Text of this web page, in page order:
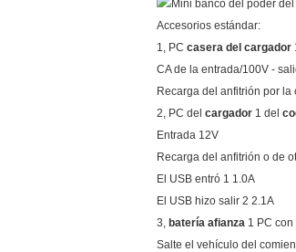
Accesorios estándar:
1, PC casera del cargador
CA de la entrada/100V -
Recarga del anfitrión por la
2, PC del cargador 1 del
Entrada 12V
Recarga del anfitrión o de
El USB entró 1 1.0A
El USB hizo salir 2 2.1A
3, batería afianza 1 PC
Salte el vehículo del